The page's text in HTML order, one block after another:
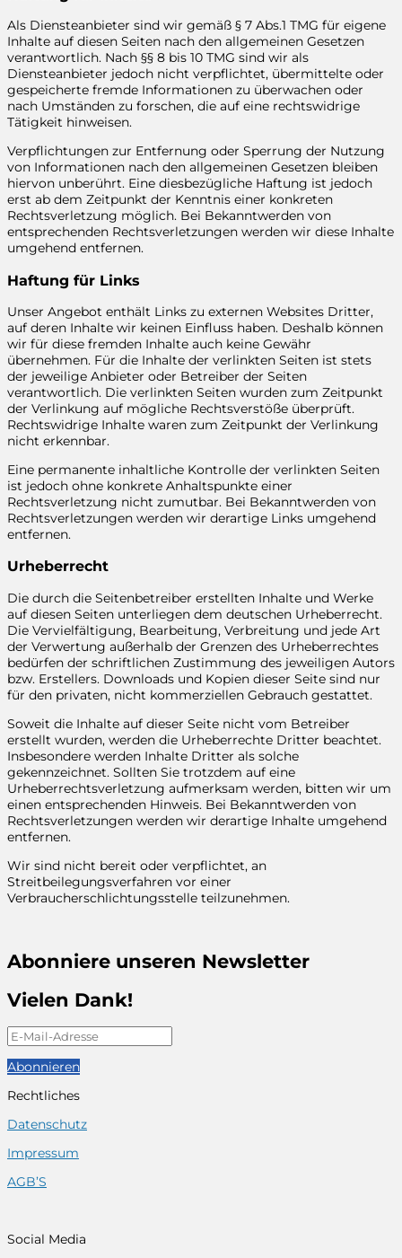
Als Diensteanbieter sind wir gemäß § 7 Abs.1 TMG für eigene
Inhalte auf diesen Seiten nach den allgemeinen Gesetzen
verantwortlich. Nach §§ 8 bis 10 TMG sind wir als
Diensteanbieter jedoch nicht verpflichtet, übermittelte oder
gespeicherte fremde Informationen zu überwachen oder
nach Umständen zu forschen, die auf eine rechtswidrige
Tätigkeit hinweisen.
Verpflichtungen zur Entfernung oder Sperrung der Nutzung
von Informationen nach den allgemeinen Gesetzen bleiben
hiervon unberührt. Eine diesbezügliche Haftung ist jedoch
erst ab dem Zeitpunkt der Kenntnis einer konkreten
Rechtsverletzung möglich. Bei Bekanntwerden von
entsprechenden Rechtsverletzungen werden wir diese Inhalte
umgehend entfernen.
Haftung für Links
Unser Angebot enthält Links zu externen Websites Dritter,
auf deren Inhalte wir keinen Einfluss haben. Deshalb können
wir für diese fremden Inhalte auch keine Gewähr
übernehmen. Für die Inhalte der verlinkten Seiten ist stets
der jeweilige Anbieter oder Betreiber der Seiten
verantwortlich. Die verlinkten Seiten wurden zum Zeitpunkt
der Verlinkung auf mögliche Rechtsverstöße überprüft.
Rechtswidrige Inhalte waren zum Zeitpunkt der Verlinkung
nicht erkennbar.
Eine permanente inhaltliche Kontrolle der verlinkten Seiten
ist jedoch ohne konkrete Anhaltspunkte einer
Rechtsverletzung nicht zumutbar. Bei Bekanntwerden von
Rechtsverletzungen werden wir derartige Links umgehend
entfernen.
Urheberrecht
Die durch die Seitenbetreiber erstellten Inhalte und Werke
auf diesen Seiten unterliegen dem deutschen Urheberrecht.
Die Vervielfältigung, Bearbeitung, Verbreitung und jede Art
der Verwertung außerhalb der Grenzen des Urheberrechtes
bedürfen der schriftlichen Zustimmung des jeweiligen Autors
bzw. Erstellers. Downloads und Kopien dieser Seite sind nur
für den privaten, nicht kommerziellen Gebrauch gestattet.
Soweit die Inhalte auf dieser Seite nicht vom Betreiber
erstellt wurden, werden die Urheberrechte Dritter beachtet.
Insbesondere werden Inhalte Dritter als solche
gekennzeichnet. Sollten Sie trotzdem auf eine
Urheberrechtsverletzung aufmerksam werden, bitten wir um
einen entsprechenden Hinweis. Bei Bekanntwerden von
Rechtsverletzungen werden wir derartige Inhalte umgehend
entfernen.
Wir sind nicht bereit oder verpflichtet, an
Streitbeilegungsverfahren vor einer
Verbraucherschlichtungsstelle teilzunehmen.
Abonniere unseren Newsletter
Vielen Dank!
Abonnieren
Rechtliches
Datenschutz
Impressum
AGB’S
Social Media